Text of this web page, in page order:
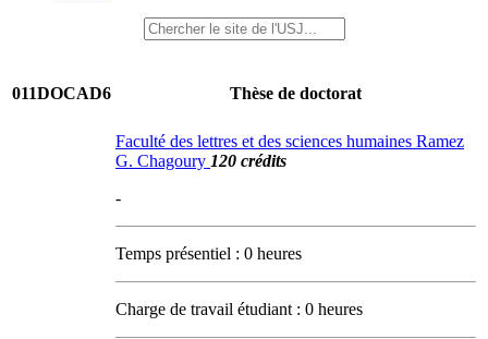
011DOCAD6 Thèse de doctorat
Faculté des lettres et des sciences humaines Ramez
G. Chagoury 120 crédits
-
Temps présentiel : 0 heures
Charge de travail étudiant : 0 heures